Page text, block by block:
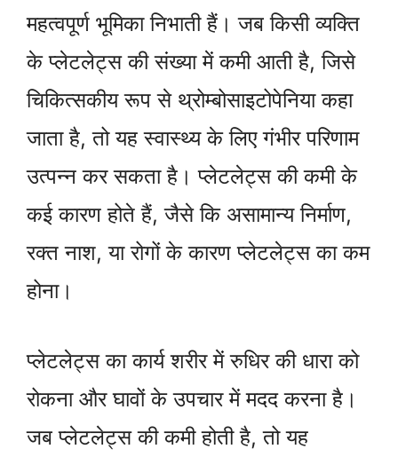
महत्वपूर्ण भूमिका निभाती हैं। जब किसी व्यक्ति
के प्लेटलेट्स की संख्या में कमी आती है, जिसे
चिकित्सकीय रूप से थ्रोम्बोसाइटोपेनिया कहा
जाता है, तो यह स्वास्थ्य के लिए गंभीर परिणाम
उत्पन्न कर सकता है। प्लेटलेट्स की कमी के
कई कारण होते हैं, जैसे कि असामान्य निर्माण,
रक्त नाश, या रोगों के कारण प्लेटलेट्स का कम
होना।
प्लेटलेट्स का कार्य शरीर में रुधिर की धारा को
रोकना और घावों के उपचार में मदद करना है।
जब प्लेटलेट्स की कमी होती है, तो यह